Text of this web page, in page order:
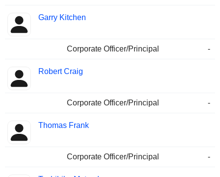
Garry Kitchen
Corporate Officer/Principal -
Robert Craig
Corporate Officer/Principal -
Thomas Frank
Corporate Officer/Principal -